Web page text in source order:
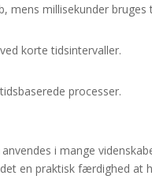
mens millisekunder
korte tidsintervaller.
processer.
i mange
en praktisk færdighed at